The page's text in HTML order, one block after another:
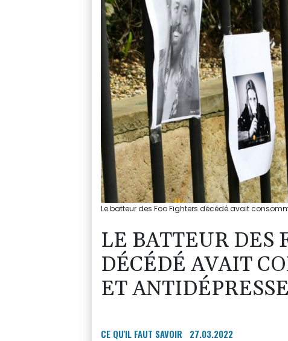
Le batteur des Foo Fighters décédé avait
LE BATTEUR DES
DÉCÉDÉ AVAIT
ET
CE QU'IL FAUT SAVOIR 27.03.2022